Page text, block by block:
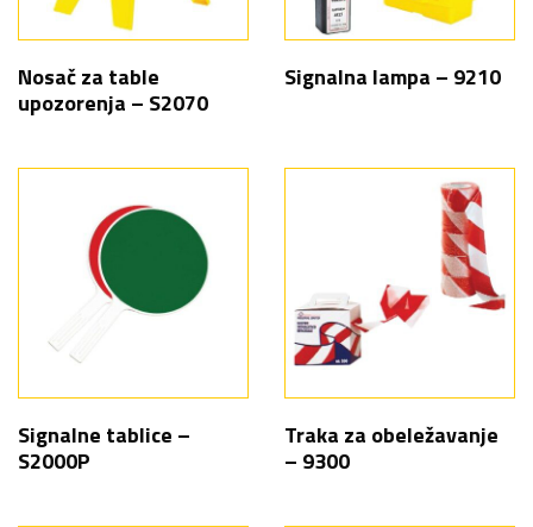
Nosač za table
upozorenja – S2070
Signalna lampa – 9210
Signalne tablice –
S2000P
Traka za obeležavanje
– 9300